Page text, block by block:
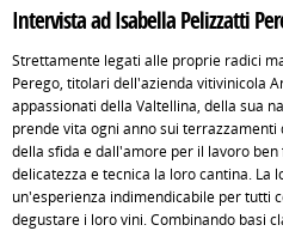
Intervista ad Isabella Pelizzatti
Strettamente legati alle proprie radici
Perego, titolari dell'azienda vitivinicola
appassionati della Valtellina, della sua
prende vita ogni anno sui
della sfida e dall'amore per il lavoro
delicatezza e tecnica la loro cantina. La
un'esperienza indimendicabile per tutti
degustare i loro vini. Combinando basi